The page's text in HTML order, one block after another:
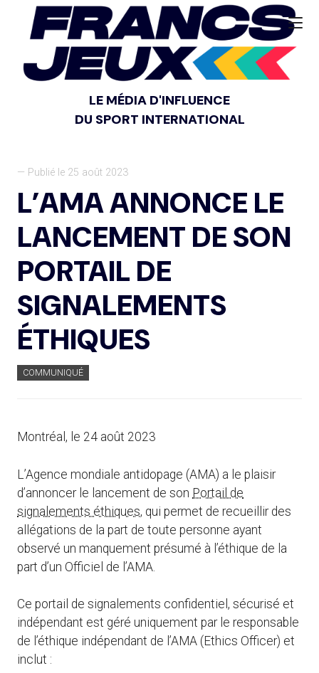
LE MÉDIA D'INFLUENCE
DU SPORT INTERNATIONAL
— Publié le 25 août 2023
L’AMA ANNONCE LE
LANCEMENT DE SON
PORTAIL DE
SIGNALEMENTS
ÉTHIQUES
COMMUNIQUÉ
Montréal, le 24 août 2023
L’Agence mondiale antidopage (AMA) a le plaisir
d’annoncer le lancement de son Portail de
signalements éthiques, qui permet de recueillir des
allégations de la part de toute personne ayant
observé un manquement présumé à l’éthique de la
part d’un Officiel de l’AMA.
Ce portail de signalements confidentiel, sécurisé et
indépendant est géré uniquement par le responsable
de l’éthique indépendant de l’AMA (Ethics Officer) et
inclut :